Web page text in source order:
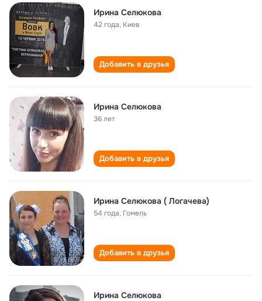
Ирина Селюкова
42 года, Киев
Добавить в друзья
Ирина Селюкова
36 лет
Добавить в друзья
Ирина Селюкова ( Логачева)
54 года, Гомель
Добавить в друзья
Ирина Селюкова